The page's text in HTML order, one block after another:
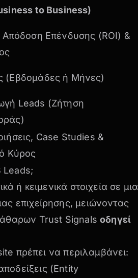
to Business)
Απόδοση Επένδυσης (ROI) &
(Εβδομάδες ή Μήνες)
Leads (Ζήτηση
Case Studies &
Κύρος
Leads;
ή κειμενικά στοιχεία σε μια
επιχείρησης, μειώνοντας
Trust Signalsοδηγεί
πρέπει να περιλαμβάνει:
(Entity